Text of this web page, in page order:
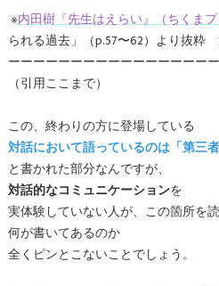
※内田樹『先生はえらい』（ちくま
られる過去」（p.57〜62）より抜粋
ーーーーーーーーーーーーーーーー
（引用ここまで）
この、終わりの方に登場している
対話において語っているのは「第三者
と書かれた部分なんですが、
対話的なコミュニケーションを
実体験していない人が、この箇所を読
何が書いてあるのか
全くピンとこないことでしょう。